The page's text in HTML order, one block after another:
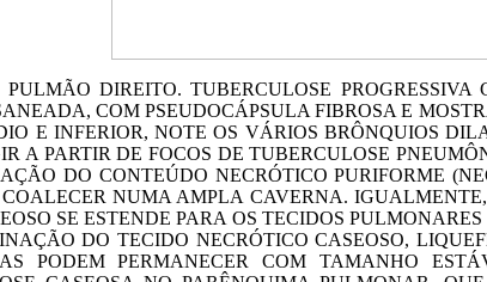
DIREITO. TUBERCULOSE
COM PSEUDOCÁPSULA FIBROSA E
E INFERIOR, NOTE OS VÁRIOS BRÔNQUIOS
A PARTIR DE FOCOS DE TUBERCULOSE
DO CONTEÚDO NECRÓTICO PURIFORME
NUMA AMPLA CAVERNA.
SE ESTENDE PARA OS TECIDOS
DO TECIDO NECRÓTICO CASEOSO,
PODEM PERMANECER COM TAMANHO